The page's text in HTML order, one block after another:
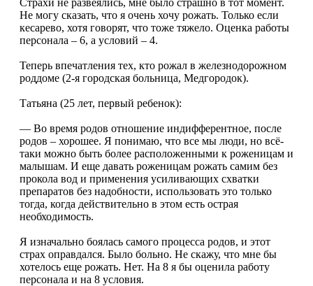
Не могу сказать, что я очень хочу рожать. Только если
кесарево, хотя говорят, что тоже тяжело. Оценка работы
персонала – 6, а условий – 4.
Теперь впечатления тех, кто рожал в железнодорожном
роддоме (2-я городская больница, Медгородок).
Татьяна (25 лет, первый ребенок):
— Во время родов отношение индифферентное, после
родов – хорошее. Я понимаю, что все мы люди, но всё-
таки можно быть более расположенными к роженицам и
малышам. И еще давать роженицам рожать самим без
прокола вод и применения усиливающих схватки
препаратов без надобности, использовать это только
тогда, когда действительно в этом есть острая
необходимость.
Я изначально боялась самого процесса родов, и этот
страх оправдался. Было больно. Не скажу, что мне бы
хотелось еще рожать. Нет. На 8 я бы оценила работу
персонала и на 8 условия.